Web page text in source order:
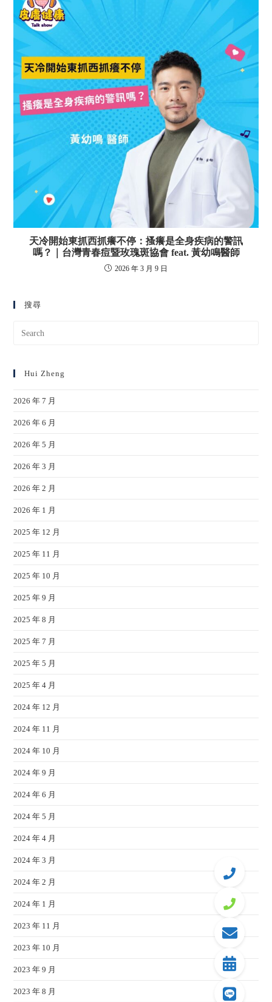
天冷開始東抓西抓癢不停：搔癢是全身疾病的警訊
嗎？｜台灣青春痘暨玫瑰斑協會 feat. 黃幼鳴醫師
2026 年 3 月 9 日
搜尋
Hui Zheng
2026 年 7 月
2026 年 6 月
2026 年 5 月
2026 年 3 月
2026 年 2 月
2026 年 1 月
2025 年 12 月
2025 年 11 月
2025 年 10 月
2025 年 9 月
2025 年 8 月
2025 年 7 月
2025 年 5 月
2025 年 4 月
2024 年 12 月
2024 年 11 月
2024 年 10 月
2024 年 9 月
2024 年 6 月
2024 年 5 月
2024 年 4 月
2024 年 3 月
2024 年 2 月
2024 年 1 月
2023 年 11 月
2023 年 10 月
2023 年 9 月
2023 年 8 月